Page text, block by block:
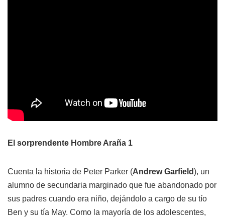
El sorprendente Hombre Araña 1
Cuenta la historia de Peter Parker (Andrew Garfield), un
alumno de secundaria marginado que fue abandonado por
sus padres cuando era niño, dejándolo a cargo de su tío
Ben y su tía May. Como la mayoría de los adolescentes,